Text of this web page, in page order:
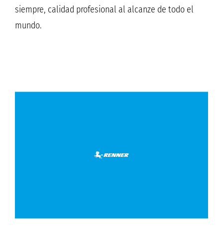
siempre, calidad profesional al alcanze de todo el
mundo.